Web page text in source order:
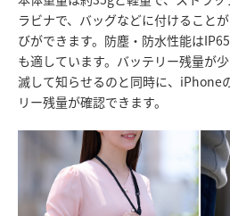
ラビナで、バッグなどに付けること
びができます。防塵・防水性能は
も適しています。バッテリー残量が
滅して知らせるのと同時に、iPhone
リー残量が確認できます。